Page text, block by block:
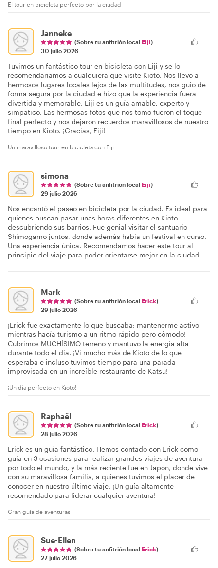
El tour en bicicleta perfecto por la ciudad
Janneke
(Sobre tu anfitrión local Eiji)
30 julio 2026
Tuvimos un fantástico tour en bicicleta con Eiji y se lo
recomendaríamos a cualquiera que visite Kioto. Nos llevó a
hermosos lugares locales lejos de las multitudes, nos guio de
forma segura por la ciudad e hizo que la experiencia fuera
divertida y memorable. Eiji es un guía amable, experto y
simpático. Las hermosas fotos que nos tomó fueron el toque
final perfecto y nos dejaron recuerdos maravillosos de nuestro
tiempo en Kioto. ¡Gracias, Eiji!
Un maravilloso tour en bicicleta con Eiji
simona
(Sobre tu anfitrión local Eiji)
29 julio 2026
Nos encantó el paseo en bicicleta por la ciudad. Es ideal para
quienes buscan pasar unas horas diferentes en Kioto
descubriendo sus barrios. Fue genial visitar el santuario
Shimogamo juntos, donde además había un festival en curso.
Una experiencia única. Recomendamos hacer este tour al
principio del viaje para poder orientarse mejor en la ciudad.
Mark
(Sobre tu anfitrión local Erick)
29 julio 2026
¡Erick fue exactamente lo que buscaba: mantenerme activo
mientras hacía turismo a un ritmo rápido pero cómodo!
Cubrimos MUCHÍSIMO terreno y mantuvo la energía alta
durante todo el día. ¡Vi mucho más de Kioto de lo que
esperaba e incluso tuvimos tiempo para una parada
improvisada en un increíble restaurante de Katsu!
¡Un día perfecto en Kioto!
Raphaël
(Sobre tu anfitrión local Erick)
28 julio 2026
Erick es un guía fantástico. Hemos contado con Erick como
guía en 3 ocasiones para realizar grandes viajes de aventura
por todo el mundo, y la más reciente fue en Japón, donde vive
con su maravillosa familia, a quienes tuvimos el placer de
conocer en nuestro último viaje. ¡Un guía altamente
recomendado para liderar cualquier aventura!
Gran guía de aventuras
Sue-Ellen
(Sobre tu anfitrión local Erick)
27 julio 2026